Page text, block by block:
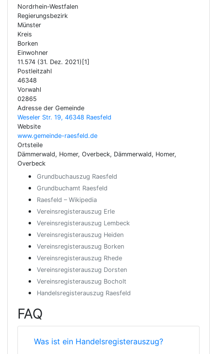
Nordrhein-Westfalen
Regierungsbezirk
Münster
Kreis
Borken
Einwohner
11.574 (31. Dez. 2021)[1]
Postleitzahl
46348
Vorwahl
02865
Adresse der Gemeinde
Weseler Str. 19, 46348 Raesfeld
Website
www.gemeinde-raesfeld.de
Ortsteile
Dämmerwald, Homer, Overbeck, Dämmerwald, Homer,
Overbeck
Grundbuchauszug Raesfeld
Grundbuchamt Raesfeld
Raesfeld – Wikipedia
Vereinsregisterauszug Erle
Vereinsregisterauszug Lembeck
Vereinsregisterauszug Heiden
Vereinsregisterauszug Borken
Vereinsregisterauszug Rhede
Vereinsregisterauszug Dorsten
Vereinsregisterauszug Bocholt
Handelsregisterauszug Raesfeld
FAQ
Was ist ein Handelsregisterauszug?